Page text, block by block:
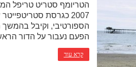
הטריומף סטריט טריפל
2007 כגרסת
הספורטיבי, וקיבל
הפעם נעבור על הדור
קרא עוד